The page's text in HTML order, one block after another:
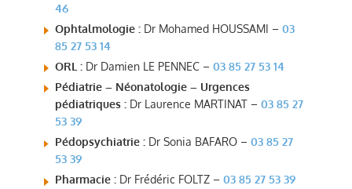
46
Ophtalmologie :Dr Mohamed HOUSSAMI – 03
85 27 53 14
ORL :Dr Damien LE PENNEC – 03 85 27 53 14
Pédiatrie – Néonatologie – Urgences
pédiatriques :Dr Laurence MARTINAT – 03 85 27
53 39
Pédopsychiatrie :Dr Sonia BAFARO – 03 85 27
53 39
Pharmacie :Dr Frédéric FOLTZ – 03 85 27 53 39